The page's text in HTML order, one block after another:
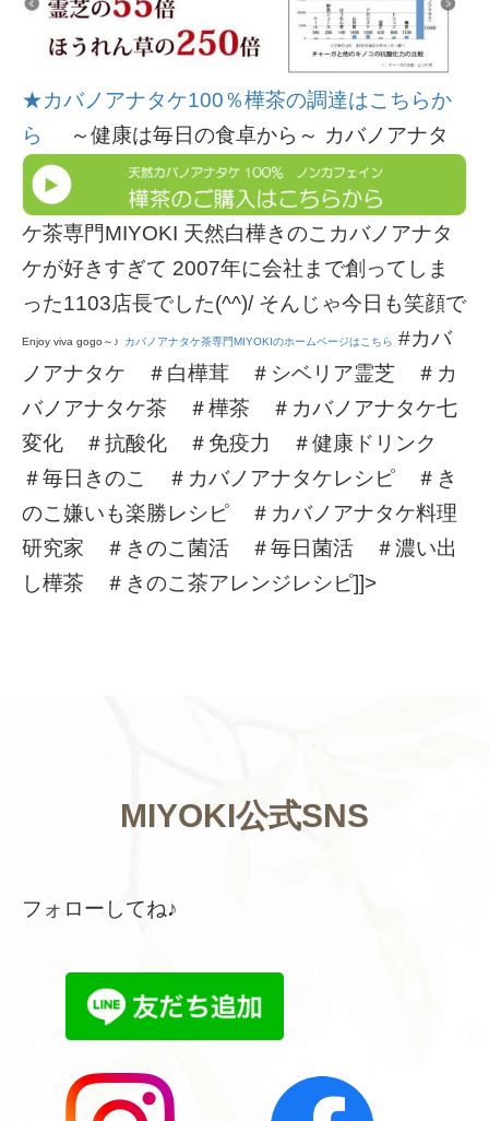
★カバノアナタケ100％樺茶の調達はこちらか
ら
～健康は毎日の食卓から～ カバノアナタ
ケ茶専門MIYOKI 天然白樺きのこカバノアナタ
ケが好きすぎて 2007年に会社まで創ってしま
った1103店長でした(^^)/ そんじゃ今日も笑顔で
Enjoy viva gogo～♪ カバノアナタケ茶専門MIYOKIのホームページはこちら #カバ
ノアナタケ ＃白樺茸 ＃シベリア霊芝 ＃カ
バノアナタケ茶 ＃樺茶 ＃カバノアナタケ七
変化 ＃抗酸化 ＃免疫力 ＃健康ドリンク
＃毎日きのこ ＃カバノアナタケレシピ ＃き
のこ嫌いも楽勝レシピ ＃カバノアナタケ料理
研究家 ＃きのこ菌活 ＃毎日菌活 ＃濃い出
し樺茶 ＃きのこ茶アレンジレシピ]]>
MIYOKI公式SNS
フォローしてね♪